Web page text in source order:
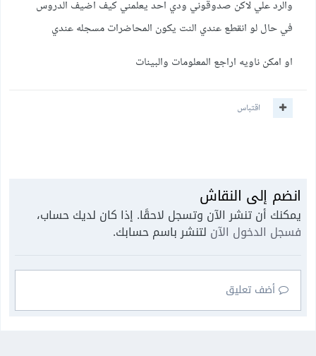
والرد علي لاكن صدوقوني ودي احد يعلمني كيف اضيف الدروس
في حال لو انقطع عندي النت يكون المحاضرات مسجله عندي
او امكن ناويه اراجع المعلومات والبينات
اقتباس
انضم إلى النقاش
يمكنك أن تنشر الآن وتسجل لاحقًا. إذا كان لديك حساب،
فسجل الدخول الآن لتنشر باسم حسابك.
أضف تعليق